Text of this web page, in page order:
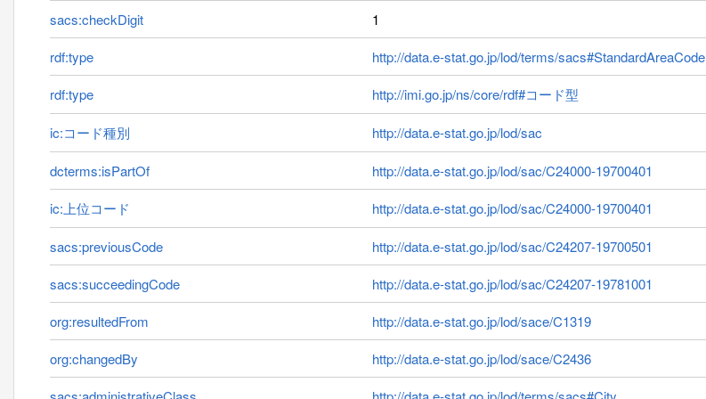
sacs:checkDigit
1
rdf:type
http://data.e-stat.go.jp/lod/terms/sacs#StandardAreaCode
rdf:type
http://imi.go.jp/ns/core/rdf#コード型
ic:コード種別 http://data.e-stat.go.jp/lod/sac
dcterms:isPartOf
http://data.e-stat.go.jp/lod/sac/C24000-19700401
ic:上位コード
http://data.e-stat.go.jp/lod/sac/C24000-19700401
sacs:previousCode
http://data.e-stat.go.jp/lod/sac/C24207-19700501
sacs:succeedingCode
http://data.e-stat.go.jp/lod/sac/C24207-19781001
org:resultedFrom
http://data.e-stat.go.jp/lod/sace/C1319
org:changedBy
http://data.e-stat.go.jp/lod/sace/C2436